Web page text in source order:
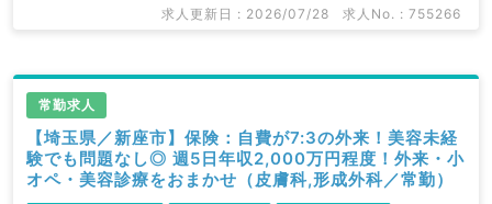
求人更新日 : 2026/07/28 求人No. : 755266
常勤求人
【埼玉県／新座市】保険：自費が7:3の外来！美容未経
験でも問題なし◎ 週5日年収2,000万円程度！外来・小
オペ・美容診療をおまかせ（皮膚科,形成外科／常勤）